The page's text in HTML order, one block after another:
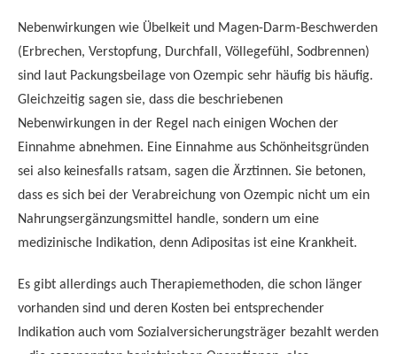
Nebenwirkungen wie Übelkeit und Magen-Darm-Beschwerden
(Erbrechen, Verstopfung, Durchfall, Völlegefühl, Sodbrennen)
sind laut Packungsbeilage von Ozempic sehr häufig bis häufig.
Gleichzeitig sagen sie, dass die beschriebenen
Nebenwirkungen in der Regel nach einigen Wochen der
Einnahme abnehmen. Eine Einnahme aus Schönheitsgründen
sei also keinesfalls ratsam, sagen die Ärztinnen. Sie betonen,
dass es sich bei der Verabreichung von Ozempic nicht um ein
Nahrungsergänzungsmittel handle, sondern um eine
medizinische Indikation, denn Adipositas ist eine Krankheit.
Es gibt allerdings auch Therapiemethoden, die schon länger
vorhanden sind und deren Kosten bei entsprechender
Indikation auch vom Sozialversicherungsträger bezahlt werden